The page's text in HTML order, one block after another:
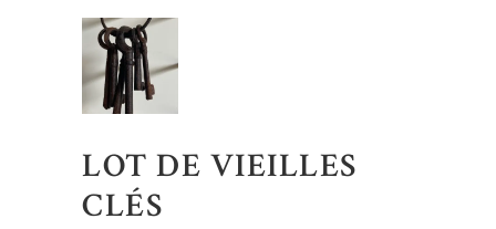
LOT DE VIEILLES
CLÉS